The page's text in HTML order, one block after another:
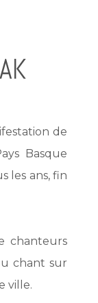
de
Basque
les ans, fin
chanteurs
chant sur
ville.